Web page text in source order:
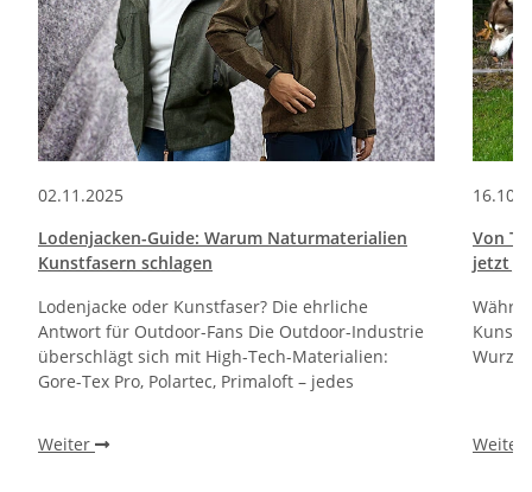
02.11.2025
Lodenjacken-Guide: Warum Naturmaterialien
Kunstfasern schlagen
Lodenjacke oder Kunstfaser? Die ehrliche
Antwort für Outdoor-Fans Die Outdoor-Industrie
überschlägt sich mit High-Tech-Materialien:
Gore-Tex Pro, Polartec, Primaloft – jedes
Weiter
Von
jetzt
Weiter